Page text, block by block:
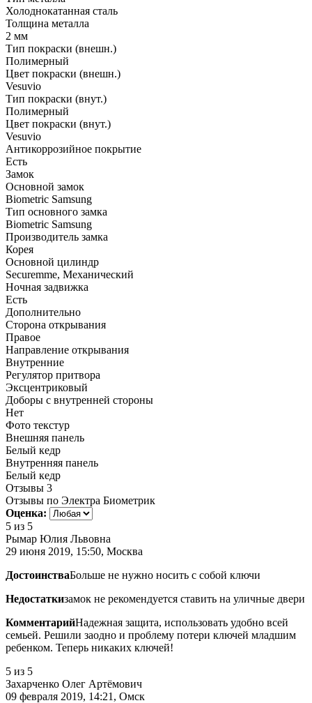
Холоднокатанная сталь
Толщина металла
2 мм
Тип покраски (внешн.)
Полимерный
Цвет покраски (внешн.)
Vesuvio
Тип покраски (внут.)
Полимерный
Цвет покраски (внут.)
Vesuvio
Антикоррозийное покрытие
Есть
Замок
Основной замок
Biometric Samsung
Тип основного замка
Biometric Samsung
Производитель замка
Корея
Основной цилиндр
Securemme, Механический
Ночная задвижка
Есть
Дополнительно
Сторона открывания
Правое
Направление открывания
Внутренние
Регулятор притвора
Эксцентриковый
Доборы с внутренней стороны
Нет
Фото текстур
Внешняя панель
Белый кедр
Внутренняя панель
Белый кедр
Отзывы 3
Отзывы по Электра Биометрик
Оценка:
5 из 5
Рымар Юлия Львовна
29 июня 2019, 15:50, Москва
ДостоинстваБольше не нужно носить с собой ключи
Недостаткизамок не рекомендуется ставить на уличные двери
КомментарийНадежная защита, использовать удобно всей
семьей. Решили заодно и проблему потери ключей младшим
ребенком. Теперь никаких ключей!
5 из 5
Захарченко Олег Артёмович
09 февраля 2019, 14:21, Омск